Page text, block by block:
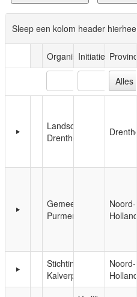
Sleep een kolom header
OrganisatieInitiatief
Landschapsbeheer
Drenthe
Drenthe
Gemeente
Purmerend
Noord-
Holland
Stichting
Kalverpolder
Noord-
Holland